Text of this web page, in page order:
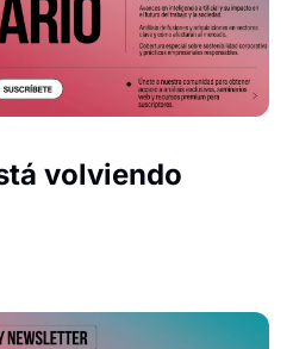
volviendo